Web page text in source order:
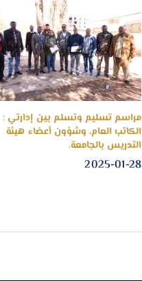
مراسم تسليم وتسلم بين إدارتي :
الكاتب العام، وشؤون أعضاء هيئة
التدريس بالجامعة.
2025-01-28